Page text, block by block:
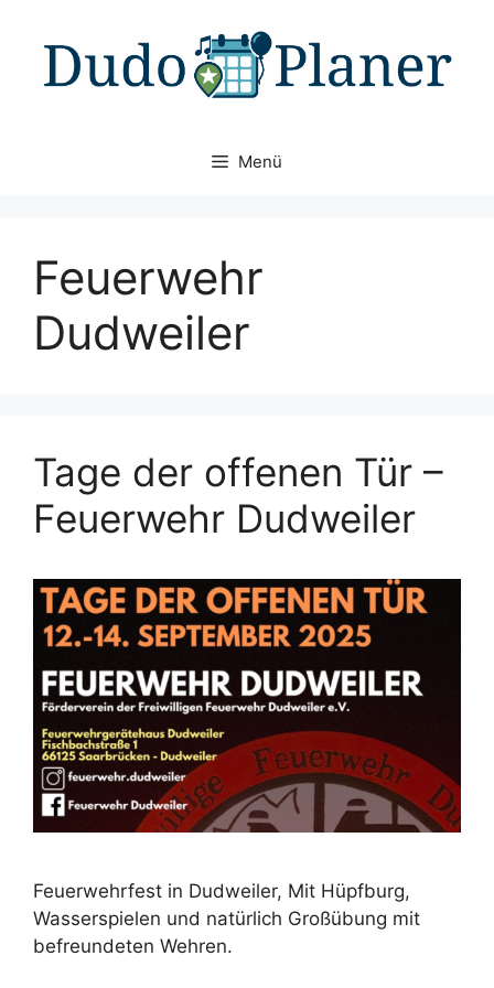
Inhalt
springen
Menü
Feuerwehr
Dudweiler
Tage der offenen Tür –
Feuerwehr Dudweiler
Feuerwehrfest in Dudweiler, Mit Hüpfburg,
Wasserspielen und natürlich Großübung mit
befreundeten Wehren.